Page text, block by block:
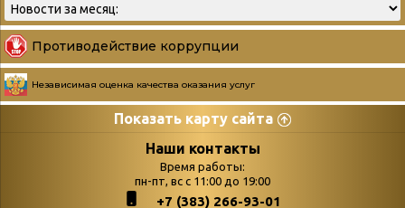
Противодействие коррупции
Независимая оценка качества оказания услуг
Показать карту сайта
СтраницыНаши контакты
Время работы:
пн-пт, вс с 11:00 до 19:00
+7 (383) 266-93-01